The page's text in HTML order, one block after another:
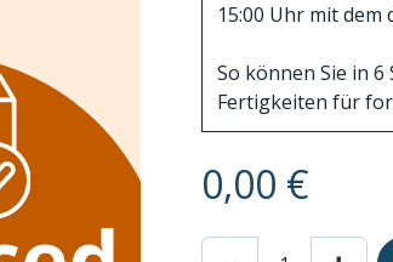
15:00 Uhr mit
So können Sie in
Fertigkeiten für
0,00 €